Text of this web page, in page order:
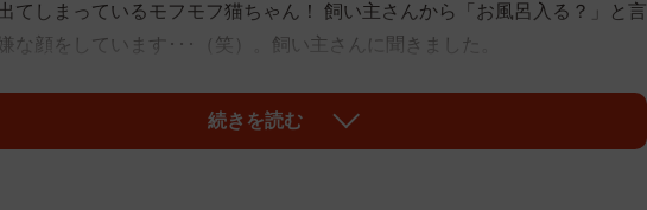
てしまっているモフモフ猫ちゃん！ 飼い主さんから「お風呂入る？」と言
な顔をしています･･･（笑）。飼い主さんに聞きました。
んにくぎ付けになった人たちから「わかりやすい」などとたくさんのコメ
います。
続きを読む